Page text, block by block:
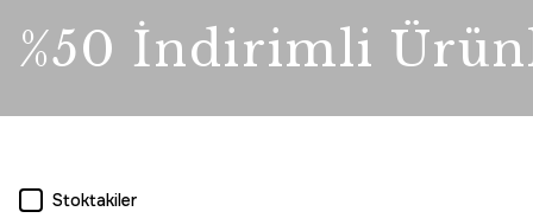
%50 İndirimli
Stoktakiler